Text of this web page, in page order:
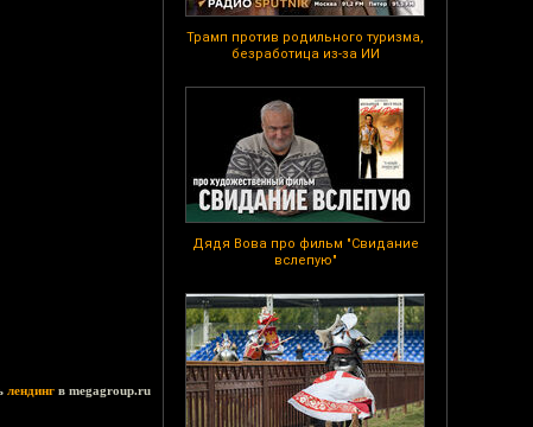
Трамп против родильного туризма,
безработица из-за ИИ
Дядя Вова про фильм "Свидание
вслепую"
лендинг в megagroup.ru